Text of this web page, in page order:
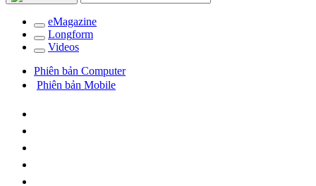
eMagazine
Longform
Videos
Phiên bản Computer
Phiên bản Mobile